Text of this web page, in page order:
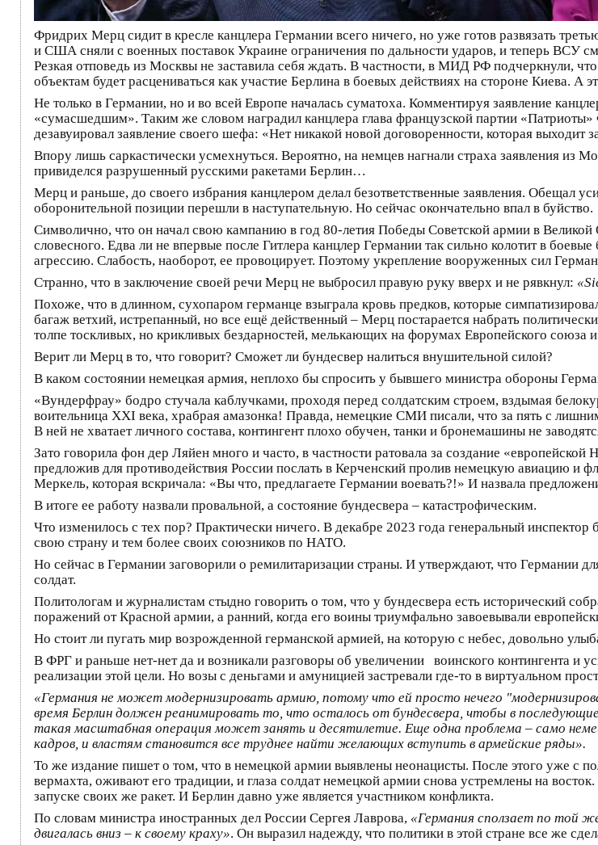
Фридрих Мерц сидит в кресле канцлера Германии всего ничего, но уже готов развязать
и США сняли с военных поставок Украине ограничения по дальности ударов, и теперь ВСУ
Резкая отповедь из Москвы не заставила себя ждать. В частности, в МИД РФ подчеркнули,
объектам будет расцениваться как участие Берлина в боевых действиях на стороне Киева. А
Не только в Германии, но и во всей Европе началась суматоха. Комментируя заявление
«сумасшедшим». Таким же словом наградил канцлера глава французской партии
дезавуировал заявление своего шефа: «Нет никакой новой договоренности, которая выходит
Впору лишь саркастически усмехнуться. Вероятно, на немцев нагнали страха заявления из
привиделся разрушенный русскими ракетами Берлин…
Мерц и раньше, до своего избрания канцлером делал безответственные заявления. Обещал
оборонительной позиции перешли в наступательную. Но сейчас окончательно впал в буйство.
Символично, что он начал свою кампанию в год 80-летия Победы Советской армии в
словесного. Едва ли не впервые после Гитлера канцлер Германии так сильно колотит в
агрессию. Слабость, наоборот, ее провоцирует. Поэтому укрепление вооруженных сил
Странно, что в заключение своей речи Мерц не выбросил правую руку вверх и не рявкнул:
Похоже, что в длинном, сухопаром германце взыграла кровь предков, которые
багаж ветхий, истрепанный, но все ещё действенный – Мерц постарается набрать
толпе тоскливых, но крикливых бездарностей, мелькающих на форумах Европейского союза
Верит ли Мерц в то, что говорит? Сможет ли бундесвер налиться внушительной силой?
В каком состоянии немецкая армия, неплохо бы спросить у бывшего министра обороны
«Вундерфрау» бодро стучала каблучками, проходя перед солдатским строем, вздымая
воительница XXI века, храбрая амазонка! Правда, немецкие СМИ писали, что за пять с
В ней не хватает личного состава, контингент плохо обучен, танки и бронемашины не
Зато говорила фон дер Ляйен много и часто, в частности ратовала за создание
предложив для противодействия России послать в Керченский пролив немецкую авиацию и
Меркель, которая вскричала: «Вы что, предлагаете Германии воевать?!» И назвала
В итоге ее работу назвали провальной, а состояние бундесвера – катастрофическим.
Что изменилось с тех пор? Практически ничего. В декабре 2023 года генеральный
свою страну и тем более своих союзников по НАТО.
Но сейчас в Германии заговорили о ремилитаризации страны. И утверждают, что Германии
солдат.
Политологам и журналистам стыдно говорить о том, что у бундесвера есть исторический
поражений от Красной армии, а ранний, когда его воины триумфально завоевывали
Но стоит ли пугать мир возрожденной германской армией, на которую с небес, довольно
В ФРГ и раньше нет-нет да и возникали разговоры об увеличении воинского контингента и
реализации этой цели. Но возы с деньгами и амуницией застревали где-то в виртуальном
«Германия не может модернизировать армию, потому что ей просто нечего
время Берлин должен реанимировать то, что осталось от бундесвера, чтобы в
такая масштабная операция может занять и десятилетие. Еще одна проблема – само
кадров, и властям становится все труднее найти желающих вступить в армейские ряды».
То же издание пишет о том, что в немецкой армии выявлены неонацисты. После этого уже с
вермахта, оживают его традиции, и глаза солдат немецкой армии снова устремлены на
запуске своих же ракет. И Берлин давно уже является участником конфликта.
По словам министра иностранных дел России Сергея Лаврова, «Германия сползает по той
двигалась вниз – к своему краху». Он выразил надежду, что политики в этой стране все же